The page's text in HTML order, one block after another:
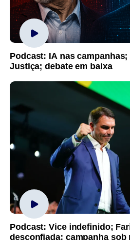
Podcast: IA nas campanhas;
Justiça; debate em baixa
Podcast: Vice indefinido;
desconfiada; campanha sob